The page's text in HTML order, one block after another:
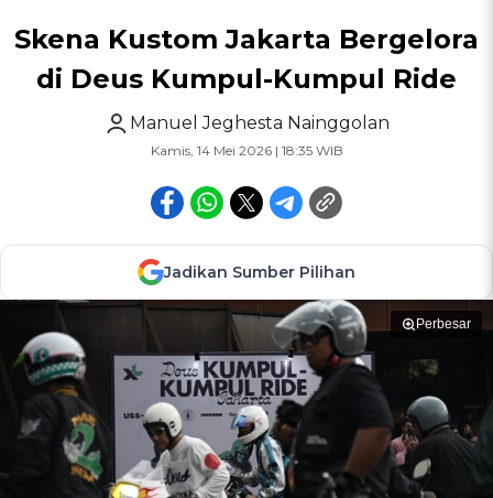
Skena Kustom Jakarta Bergelora
di Deus Kumpul-Kumpul Ride
Manuel Jeghesta Nainggolan
Kamis, 14 Mei 2026 | 18:35 WIB
Jadikan Sumber Pilihan
Perbesar